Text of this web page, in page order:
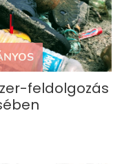
feldolgozás